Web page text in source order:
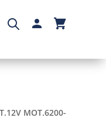
MOT.6200-